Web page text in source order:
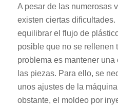
A pesar de las numerosas
existen ciertas
equilibrar el flujo de
posible que no se rellenen
problema es mantener
las piezas. Para ello, se
unos ajustes de la
obstante, el moldeo por